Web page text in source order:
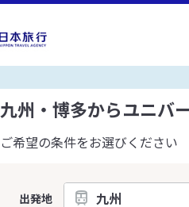
九州・博多からユニバ
ご希望の条件をお選びください
出発地